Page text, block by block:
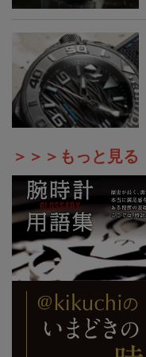
＞＞＞もっと見る